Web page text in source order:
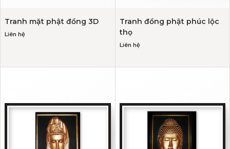
Tranh mặt phật đồng 3D
Liên hệ
Tranh đồng phật phúc lộc
thọ
Liên hệ